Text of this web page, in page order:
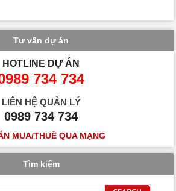
Tư vấn dự án
HOTLINE DỰ ÁN
734 734
LIÊN HỆ QUẢN LÝ
0989 734 734
MUA/THUÊ QUA MẠNG
Tìm kiếm